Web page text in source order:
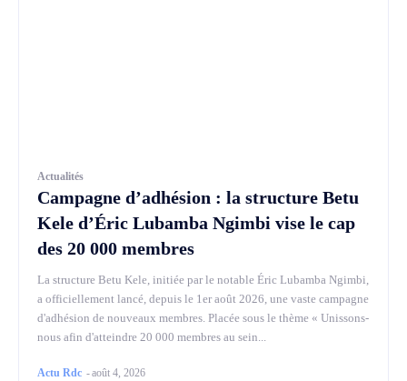
Actualités
Campagne d’adhésion : la structure Betu
Kele d’Éric Lubamba Ngimbi vise le cap
des 20 000 membres
La structure Betu Kele, initiée par le notable Éric Lubamba Ngimbi,
a officiellement lancé, depuis le 1er août 2026, une vaste campagne
d'adhésion de nouveaux membres. Placée sous le thème « Unissons-
nous afin d'atteindre 20 000 membres au sein...
Actu Rdc -août 4, 2026